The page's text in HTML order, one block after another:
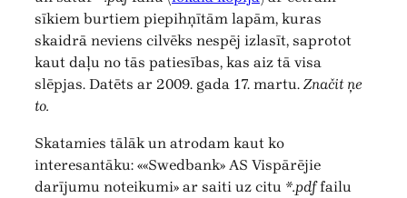
sīkiem burtiem piepihņītām lapām, kuras
skaidrā neviens cilvēks nespēj izlasīt, saprotot
kaut daļu no tās patiesības, kas aiz tā visa
slēpjas. Datēts ar 2009. gada 17. martu. Značit ņe
to.
Skatamies tālāk un atrodam kaut ko
interesantāku: ««Swedbank» AS Vispārējie
darījumu noteikumi» ar saiti uz citu *.pdffailu